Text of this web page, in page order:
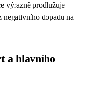
výrazně prodlužuje
negativního dopadu na
a hlavního